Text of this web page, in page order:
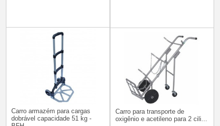
Carro armazém para cargas
dobrável capacidade 51 kg -
Carro para transporte de
oxigênio e acetileno para 2 cili...